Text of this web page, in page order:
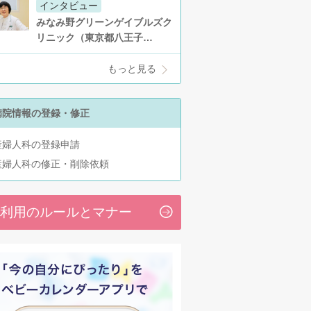
インタビュー
みなみ野グリーンゲイブルズク
リニック（東京都八王子…
もっと見る
院情報の登録・修正
婦人科の登録申請
婦人科の修正・削除依頼
用のルールとマナー